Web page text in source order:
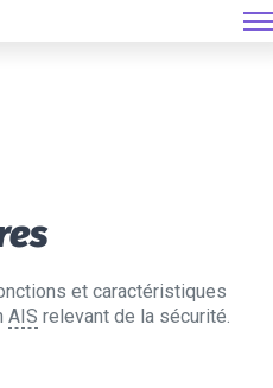
et caractéristiques
AIS relevant de la sécurité.